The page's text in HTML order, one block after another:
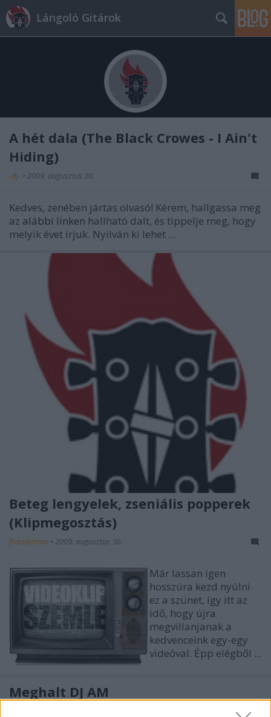
Lángoló Gitárok
A hét dala (The Black Crowes - I Ain't
Hiding)
-dj- • 2009. augusztus 30.
Kedves, zenében jártas olvasó! Kérem, hallgassa meg
az alábbi linken hallható dalt, és tippelje meg, hogy
melyik évet írjuk. Nyilván ki lehet ...
Beteg lengyelek, zseniális popperek
(Klipmegosztás)
frostdemon • 2009. augusztus 30.
Már lassan igen
hosszúra kezd nyúlni
ez a szünet, így itt az
idő, hogy újra
megvillanjanak a
kedvenceink egy-egy
videóval. Épp elégből ...
Meghalt DJ AM